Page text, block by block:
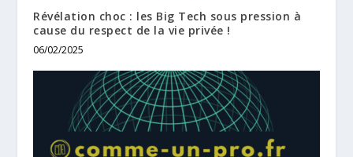
Révélation choc : les Big Tech sous pression à
cause du respect de la vie privée !
06/02/2025